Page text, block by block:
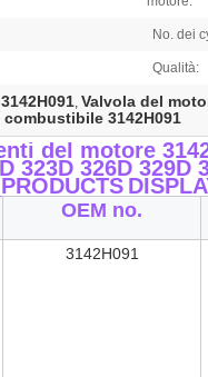
No. dei
Qualità:
, Valvola del
3142H091
del motore
323D 326D 329D
OEM no.
3142H091